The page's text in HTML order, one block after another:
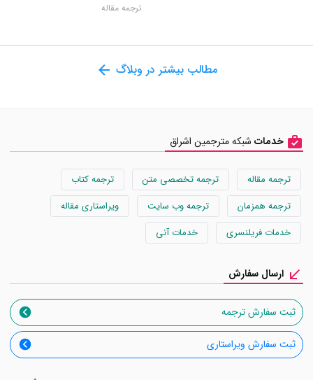
ترجمه مقاله
مطالب بیشتر در وبلاگ
خدمات شبکه مترجمین اشراق
ترجمه مقاله ترجمه تخصصی متن
ترجمه کتاب
ترجمه همزمان
ترجمه وب سایت
ویراستاری مقاله
خدمات فریلنسری
خدمات آنی
ارسال سفارش
ثبت سفارش ترجمه
ثبت سفارش ویراستاری